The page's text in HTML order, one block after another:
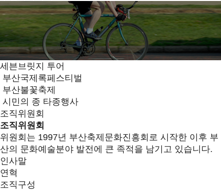
세븐브릿지 투어
부산국제록페스티벌
부산불꽃축제
시민의 종 타종행사
조직위원회
조직위원회
위원회는 1997년 부산축제문화진흥회로 시작한 이후 부
산의 문화예술분야 발전에 큰 족적을 남기고 있습니다.
인사말
연혁
조직구성